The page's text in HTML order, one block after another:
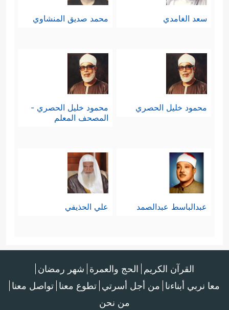
سعد الغامدي محمد صديق المنشاوي
محمود خليل الحصري
محمود خليل الحصري -
المصحف المعلم
عبدالباسط عبدالصمد علي الحذيفي
القرآن الكريم الحج والعمرة شهر رمضان
معا نربي أبناءنا من أجل أسرتي تطوع معنا تواصل معنا
من نحن